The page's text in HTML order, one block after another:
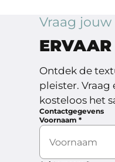
Vraag
Ontdek de
pleister.
kosteloos het
Contactgegevens
Voornaam*